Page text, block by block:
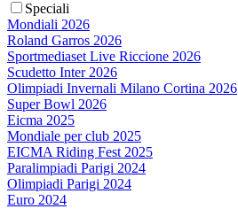
Speciali
Mondiali 2026
Roland Garros 2026
Sportmediaset Live Riccione 2026
Scudetto Inter 2026
Olimpiadi Invernali Milano Cortina 2026
Super Bowl 2026
Eicma 2025
Mondiale per club 2025
EICMA Riding Fest 2025
Paralimpiadi Parigi 2024
Olimpiadi Parigi 2024
Euro 2024